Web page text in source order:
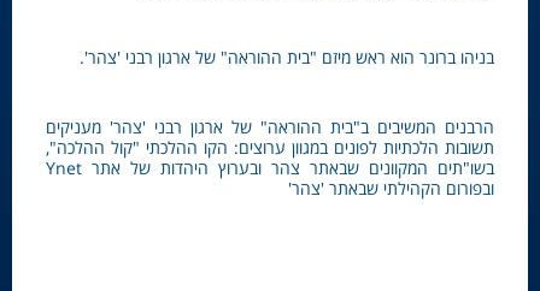
בניהו ברונר הוא ראש מיזם "בית ההוראה" של ארגון רבני 'צהר'.
הרבנים המשיבים ב"בית ההוראה" של ארגון רבני 'צהר' מעניקים
תשובות הלכתיות לפונים במגוון ערוצים: הקו ההלכתי "קול ההלכה",
בשו"תים המקוונים שבאתר צהר ובערוץ היהדות של אתר Ynet
ובפורום הקהילתי שבאתר 'צהר'